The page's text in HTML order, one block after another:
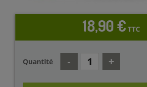
18,90 € TTC
Quantité